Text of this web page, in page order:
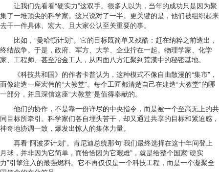
让我们先看看“硬实力”这双手。很多人以为，当年的成功只是因为聚
集了一堆顶尖的科学家。这只说对了一半。更关键的是，他们被组织起来
去干一件具体、宏大、且大家公认至关重要的事。
比如，“曼哈顿计划”。它的目标既简单又残酷：赶在纳粹之前造出，
终结战争。于是，政府、军方、大学、企业拧在一起。物理学家、化学
家、工程师、甚至冶金工人，从四面八方汇聚到荒漠中的秘密基地。
《科技共和国》的作者卡普认为，这种模式不像自由散漫的“集市”，
而像建造一座宏伟的“大教堂”。每个工匠都清楚自己在建造“大教堂”的哪
一部分，并且深信这座“大教堂”是值得奉献的。
他们的协作，不是靠一份详尽的中央指令，而是被一个至高无上的共
同目标所牵引。科学家们各自埋头苦干，却又通过共享的目标和紧迫感，
神奇地协调一致，爆发出惊人的集体力量。
再看“阿波罗计划”。肯尼迪总统那句“我们最终选择在这十年间登上
月球，并非因为它简单，而恰恰因为它艰难”，就是给整个国家“硬实
力”引擎注入的最强燃料。它不再仅仅是一个科技工程，而是一个凝聚全